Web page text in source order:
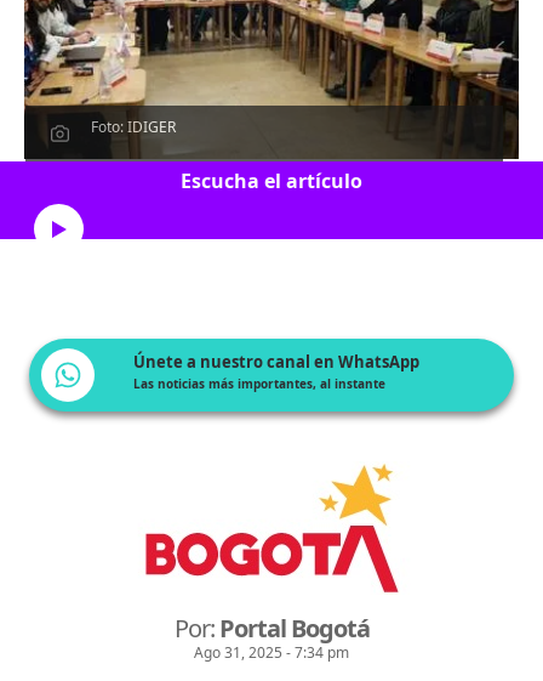
Foto: IDIGER
Escucha el artículo
Únete a nuestro canal en WhatsApp
Las noticias más importantes, al instante
Por:Portal Bogotá
Ago 31, 2025 - 7:34 pm